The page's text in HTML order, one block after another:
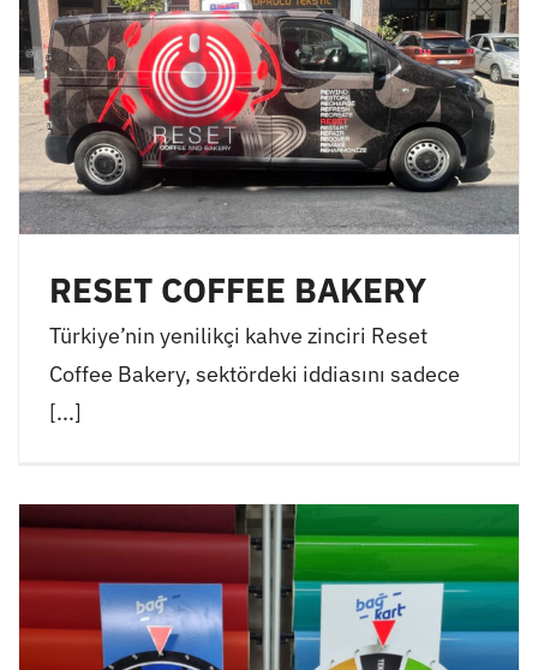
RESET COFFEE BAKERY
Türkiye’nin yenilikçi kahve zinciri Reset
Coffee Bakery, sektördeki iddiasını sadece
[...]